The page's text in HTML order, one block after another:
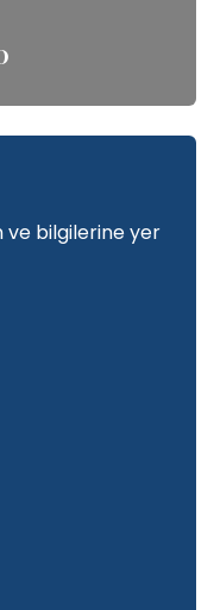
ve bilgilerine yer